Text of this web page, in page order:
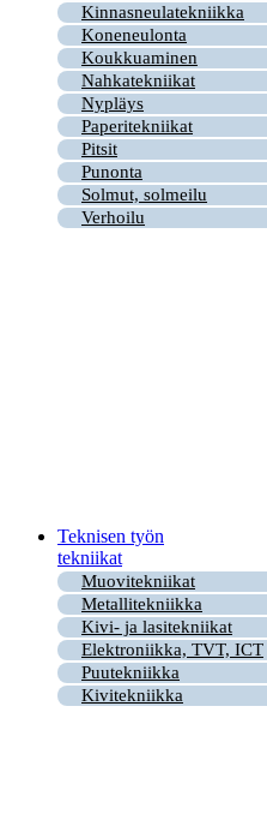
Kinnasneulatekniikka
Koneneulonta
Koukkuaminen
Nahkatekniikat
Nypläys
Paperitekniikat
Pitsit
Punonta
Solmut, solmeilu
Verhoilu
Teknisen työn
tekniikat
Muovitekniikat
Metallitekniikka
Kivi- ja lasitekniikat
Elektroniikka, TVT, ICT
Puutekniikka
Kivitekniikka